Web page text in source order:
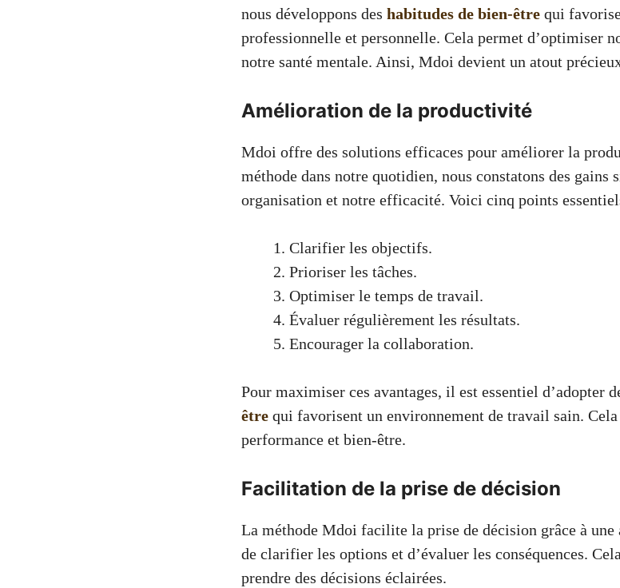
nous développons des habitudes de bien-être qui
professionnelle et personnelle. Cela permet d’optimiser
notre santé mentale. Ainsi, Mdoi devient un atout
Amélioration de la productivité
Mdoi offre des solutions efficaces pour améliorer la
méthode dans notre quotidien, nous constatons des
organisation et notre efficacité. Voici cinq points
Clarifier les objectifs.
Prioriser les tâches.
Optimiser le temps de travail.
Évaluer régulièrement les résultats.
Encourager la collaboration.
Pour maximiser ces avantages, il est essentiel d’adopter
être qui favorisent un environnement de travail sain.
performance et bien-être.
Facilitation de la prise de décision
La méthode Mdoi facilite la prise de décision grâce à
de clarifier les options et d’évaluer les conséquences.
prendre des décisions éclairées.